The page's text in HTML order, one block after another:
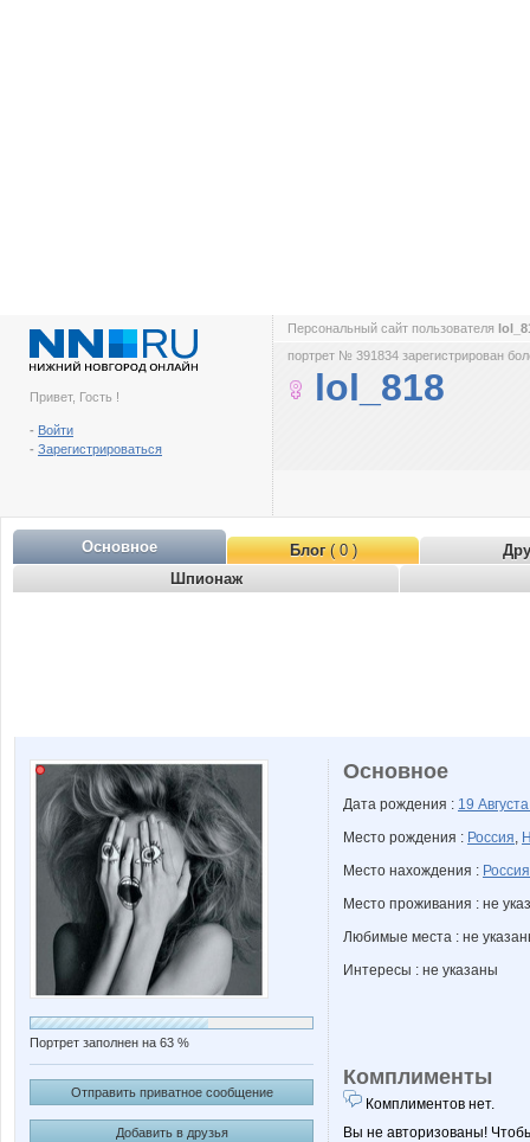
Привет, Гость !
- Войти
- Зарегистрироваться
Персональный сайт пользователя
портрет № 391834 зарегистрирован
lol_818
Основное Блог( 0 )
Шпионаж
Портрет заполнен на 63 %
Отправить приватное сообщение
Добавить в друзья
Основное
Дата рождения : 19
Место рождения : Россия,
Место нахождения : Россия
Место проживания : не
Любимые места : не
Интересы : не указаны
Комплименты
Комплиментов нет.
Вы не авторизованы!